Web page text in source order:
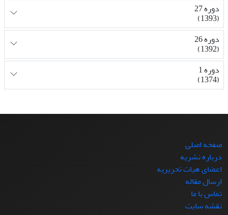
دوره 27
(1393)
دوره 26
(1392)
دوره 1
(1374)
صفحه اصلی
درباره نشریه
اعضای هیات تحریریه
ارسال مقاله
تماس با ما
نقشه سایت